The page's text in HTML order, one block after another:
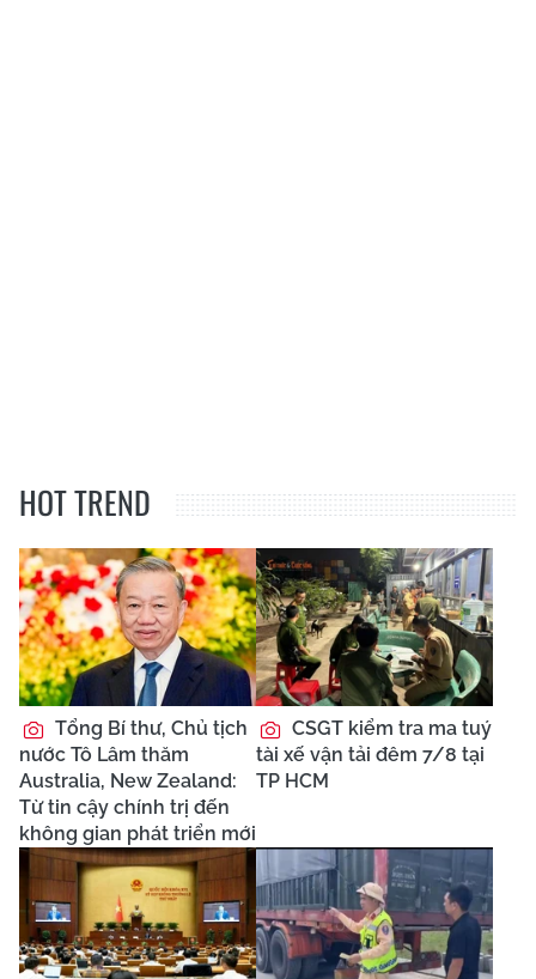
HOT TREND
Tổng Bí thư, Chủ tịch
nước Tô Lâm thăm
Australia, New Zealand:
Từ tin cậy chính trị đến
không gian phát triển mới
CSGT kiểm tra ma tuý
tài xế vận tải đêm 7/8 tại
TP HCM